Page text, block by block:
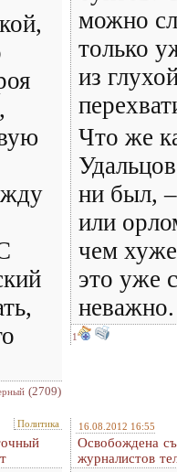
(2709)
можно
только
из
Что же
ни был,
или
чем
это уже
1
Политика 16.08.2012 16:55
Освобождена
журналистов